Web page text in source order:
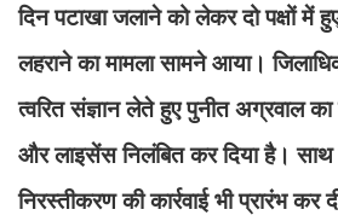
दिन पटाखा जलाने को लेकर दो पक्षों में
लहराने का मामला सामने आया।
त्वरित संज्ञान लेते हुए पुनीत अग्रवाल
और लाइसेंस निलंबित कर दिया है। साथ
निरस्तीकरण की कार्रवाई भी प्रारंभ कर